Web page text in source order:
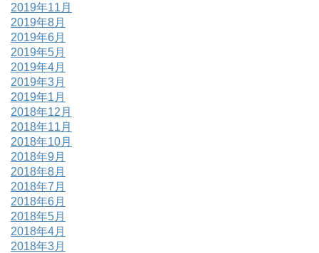
2019年11月
2019年8月
2019年6月
2019年5月
2019年4月
2019年3月
2019年1月
2018年12月
2018年11月
2018年10月
2018年9月
2018年8月
2018年7月
2018年6月
2018年5月
2018年4月
2018年3月